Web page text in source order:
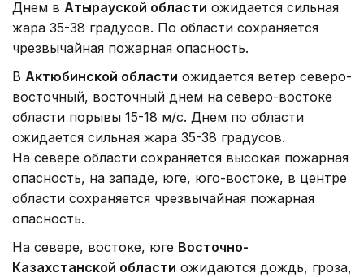
Днем в Атырауской области ожидается сильная
жара 35-38 градусов. По области сохраняется
чрезвычайная пожарная опасность.
В Актюбинской области ожидается ветер северо-
восточный, восточный днем на северо-востоке
области порывы 15-18 м/с. Днем по области
ожидается сильная жара 35-38 градусов.
На севере области сохраняется высокая пожарная
опасность, на западе, юге, юго-востоке, в центре
области сохраняется чрезвычайная пожарная
опасность.
На севере, востоке, юге Восточно-
Казахстанской области ожидаются дождь, гроза,